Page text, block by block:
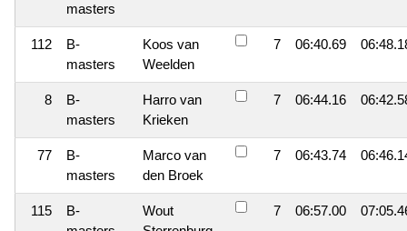
masters
112
B-
masters
Koos van
Weelden
7 06:40.69
8
B-
masters
Harro van
Krieken
7 06:44.16
77
B-
masters
Marco van
den Broek
7 06:43.74
115
B-
Wout
7 06:57.00